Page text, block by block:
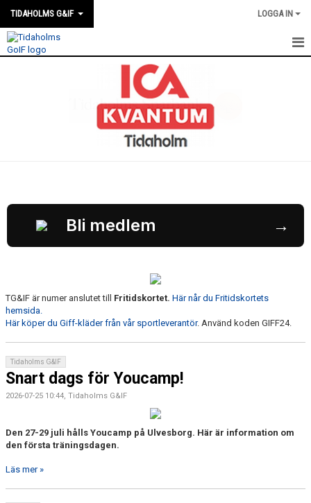
TIDAHOLMS G&IF LOGGA IN
FÖRENINGEN
SOUVENIRER
MATCHER
CUPER ARBETSBESKRIVNING
PLANSCHEMA
Bli medlem →
TG&IF är numer anslutet till Fritidskortet. Här når du Fritidskortets
hemsida.
Här köper du Giff-kläder från vår sportleverantör. Använd koden GIFF24.
Tidaholms G&IF
Snart dags för Youcamp!
2026-07-25 10:44, Tidaholms G&IF
Den 27-29 juli hålls Youcamp på Ulvesborg. Här är information om
den första träningsdagen.
Läs mer »